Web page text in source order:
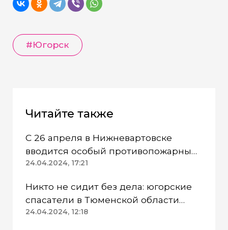
#Югорск
Читайте также
С 26 апреля в Нижневартовске
вводится особый противопожарный
режим
24.04.2024, 17:21
Никто не сидит без дела: югорские
спасатели в Тюменской области
работают в две смены
24.04.2024, 12:18